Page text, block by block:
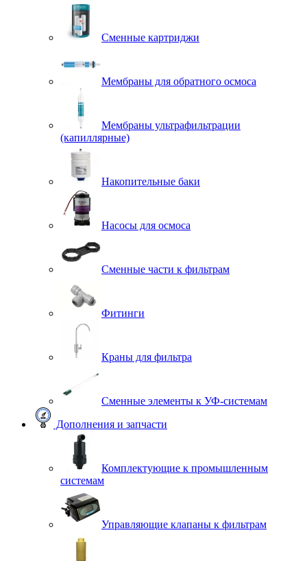
Сменные картриджи
Мембраны для обратного осмоса
Мембраны ультрафильтрации
(капиллярные)
Накопительные баки
Насосы для осмоса
Сменные части к фильтрам
Фитинги
Краны для фильтра
Сменные элементы к УФ-системам
Дополнения и запчасти
Комплектующие к промышленным
системам
Управляющие клапаны к фильтрам